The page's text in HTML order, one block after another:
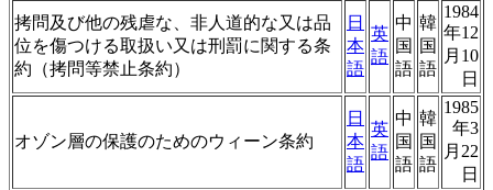
拷問及び他の残虐な、非人道的な又は品
位を傷つける取扱い又は刑罰に関する条
約（拷問等禁止条約）
日
本
語
英
語
中
国
語
韓
国
語
1984
年12
月10
日
オゾン層の保護のためのウィーン条約
日
本
語
英
語
中
国
語
韓
国
語
1985
年3
月22
日